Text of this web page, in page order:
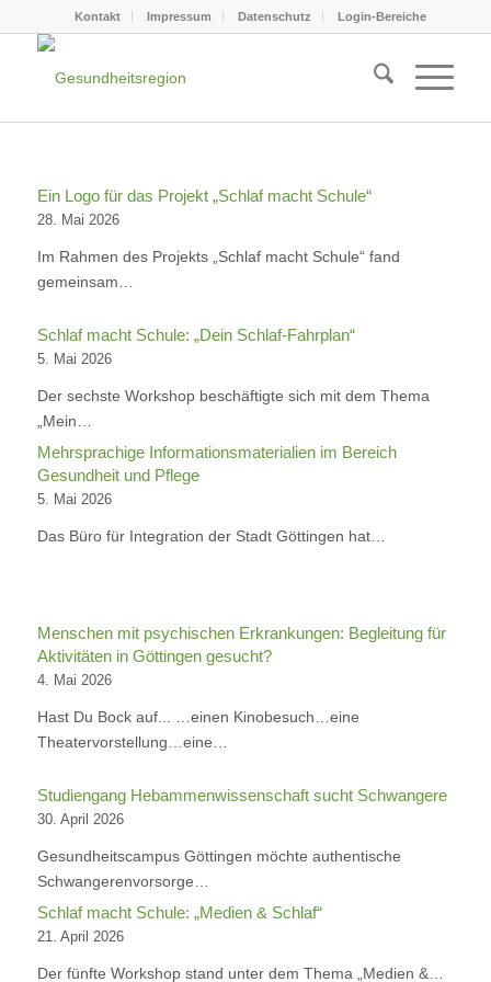
Kontakt Impressum Datenschutz Login-Bereiche
Ein Logo für das Projekt „Schlaf macht Schule“
28. Mai 2026
Im Rahmen des Projekts „Schlaf macht Schule“ fand
gemeinsam…
Schlaf macht Schule: „Dein Schlaf-Fahrplan“
5. Mai 2026
Der sechste Workshop beschäftigte sich mit dem Thema
„Mein…
Mehrsprachige Informationsmaterialien im Bereich
Gesundheit und Pflege
5. Mai 2026
Das Büro für Integration der Stadt Göttingen hat…
Menschen mit psychischen Erkrankungen: Begleitung für
Aktivitäten in Göttingen gesucht?
4. Mai 2026
Hast Du Bock auf... …einen Kinobesuch…eine
Theatervorstellung…eine…
Studiengang Hebammenwissenschaft sucht Schwangere
30. April 2026
Gesundheitscampus Göttingen möchte authentische
Schwangerenvorsorge…
Schlaf macht Schule: „Medien & Schlaf“
21. April 2026
Der fünfte Workshop stand unter dem Thema „Medien &…